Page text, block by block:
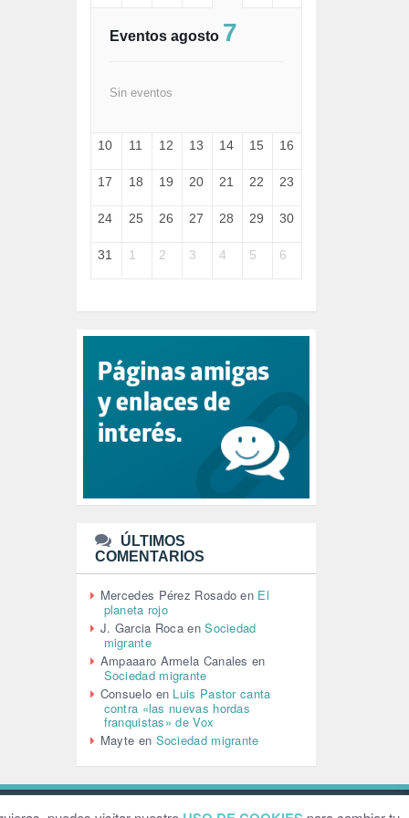
FELICIDAD (1)
FRANCISCO (5)
HUGO ZÁRATE (30)
I A (2)
INDEPENDENCIA (15)
INTELIGENCIA ARTIFICIAL (1)
JANE GOODDALL (1)
JAZZ (1)
JÓVENES (28)
JUSTICIA (13)
LEÓN XIV (5)
LGTBI (1)
MEMORIA HISTÓRICA (232)
MONARQUÍA (26)
NATURALEZA (1)
PALESTINA (8)
PARTICIPACIÓN CIUDADANA (392)
PAZ (2)
PENSIONES (12)
PEPE MUJICA (2)
PESCADORES (1)
POBREZA (2)
POLÍTICA INTERNACIONAL (367)
POLÍTICA VALENCIA (357)
Eventos agosto 7
Sin eventos
10 11 12 13 14 15 16
17 18 19 20 21 22 23
24 25 26 27 28 29 30
31 1 2 3 4 5 6
ÚLTIMOS
COMENTARIOS
Mercedes Pérez Rosado en El
planeta rojo
J. Garcia Roca enSociedad
migrante
Ampaaaro Armela Canales en
Sociedad migrante
Consuelo en Luis Pastor canta
contra «las nuevas hordas
franquistas» de Vox
Mayte en Sociedad migrante